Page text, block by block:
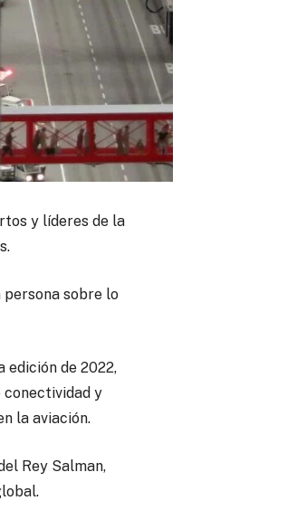
y líderes de la
sobre lo
edición de 2022,
conectividad y
la aviación.
Rey Salman,